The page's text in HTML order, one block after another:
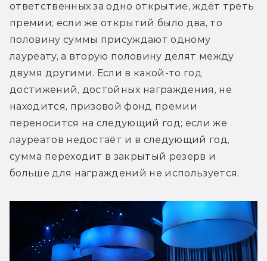
ответственных за одно открытие, ждёт треть
премии; если же открытий было два, то
половину суммы присуждают одному
лауреату, а вторую половину делят между
двумя другими. Если в какой-то год
достижений, достойных награждения, не
находится, призовой фонд премии
переносится на следующий год; если же
лауреатов недостаёт и в следующий год,
сумма переходит в закрытый резерв и
больше для награждений не используется.